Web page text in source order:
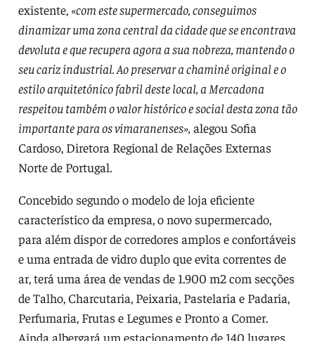
existente, «com este supermercado, conseguimos
dinamizar uma zona central da cidade que se encontrava
devoluta e que recupera agora a sua nobreza, mantendo o
seu cariz industrial. Ao preservar a chaminé original e o
estilo arquitetónico fabril deste local, a Mercadona
respeitou também o valor histórico e social desta zona tão
importante para os vimaranenses», alegou Sofia
Cardoso, Diretora Regional de Relações Externas
Norte de Portugal.
Concebido segundo o modelo de loja eficiente
característico da empresa, o novo supermercado,
para além dispor de corredores amplos e confortáveis
e uma entrada de vidro duplo que evita correntes de
ar, terá uma área de vendas de 1.900 m2 com secções
de Talho, Charcutaria, Peixaria, Pastelaria e Padaria,
Perfumaria, Frutas e Legumes e Pronto a Comer.
Ainda albergará um estacionamento de 140 lugares,